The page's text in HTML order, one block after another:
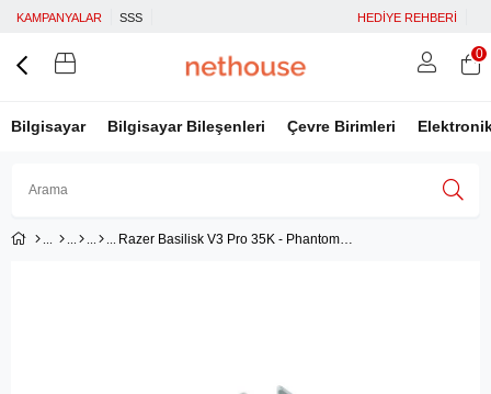
KAMPANYALAR SSS HEDİYE REHBERİ
Bilgisayar Bilgisayar Bileşenleri Çevre Birimleri
0
Razer Basilisk V3 Pro 35K - Phantom White Edition RZ01-05240400-R3G1